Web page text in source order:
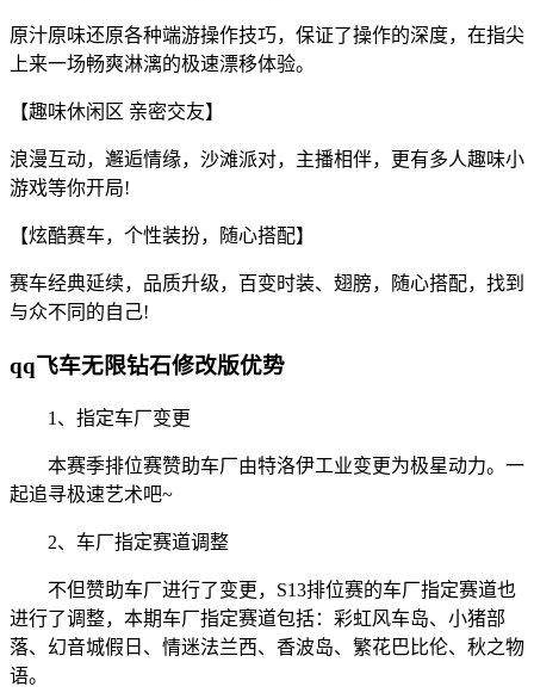
原汁原味还原各种端游操作技巧，保证了操作的深度，在指尖
上来一场畅爽淋漓的极速漂移体验。
【趣味休闲区 亲密交友】
浪漫互动，邂逅情缘，沙滩派对，主播相伴，更有多人趣味小
游戏等你开局!
【炫酷赛车，个性装扮，随心搭配】
赛车经典延续，品质升级，百变时装、翅膀，随心搭配，找到
与众不同的自己!
qq飞车无限钻石修改版优势
1、指定车厂变更
本赛季排位赛赞助车厂由特洛伊工业变更为极星动力。一
起追寻极速艺术吧~
2、车厂指定赛道调整
不但赞助车厂进行了变更，S13排位赛的车厂指定赛道也
进行了调整，本期车厂指定赛道包括：彩虹风车岛、小猪部
落、幻音城假日、情迷法兰西、香波岛、繁花巴比伦、秋之物
语。